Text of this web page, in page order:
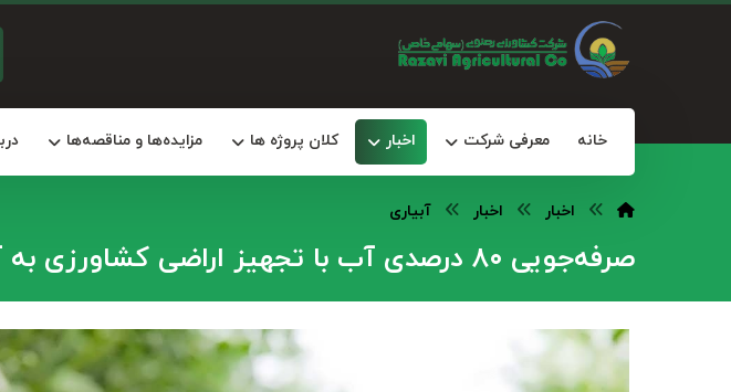
خانه معرفی شرکت اخبار کلان پروژه ها مزایده‌ها و مناقصه‌ها
اخبار اخبار آبیاری
صرفه‌جویی ۸۰ درصدی آب با تجهیز اراضی کشاورزی به آبیاری قطره‌ای